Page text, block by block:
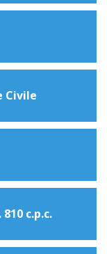
Civile
c.p.c.